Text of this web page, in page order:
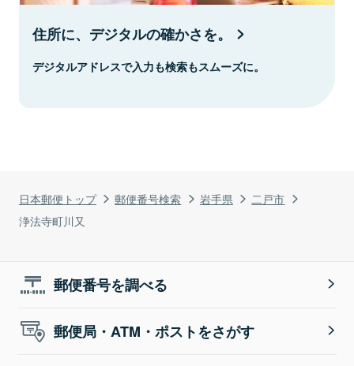
日本郵便トップ 郵便番号検索 岩手県
二戸市
浄法寺町川又
住所に、デジタルの確かさを。
デジタルアドレスで入力も検索もスムーズに。
郵便番号を調べる
郵便局・ATM・ポストをさがす